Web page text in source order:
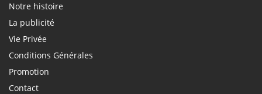
Notre histoire
La publicité
Vie Privée
Conditions Générales
Promotion
Contact